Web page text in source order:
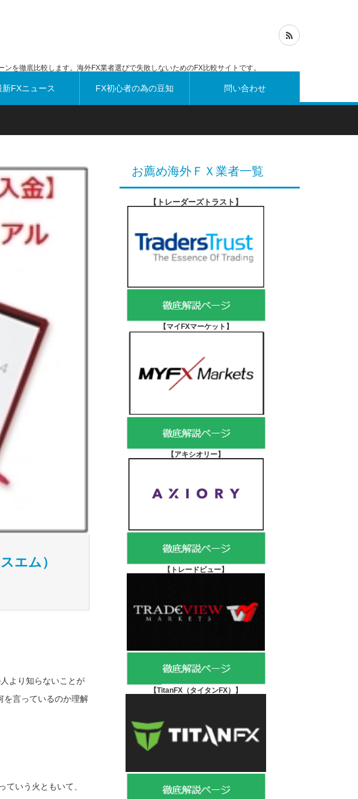
を徹底比較します。海外FX業者選びで失敗しないためのFX比較サイトです。
新FXニュース FX初心者の為の豆知 問い合わせ
エム）
より知らないことが
を言っているのか理解
いう火ともいて、
お薦め海外ＦＸ業者一覧
【トレーダーズトラスト 】
【マイFXマーケット 】
【アキシオリー】
【 トレードビュー】
【TitanFX（タイタンFX） 】